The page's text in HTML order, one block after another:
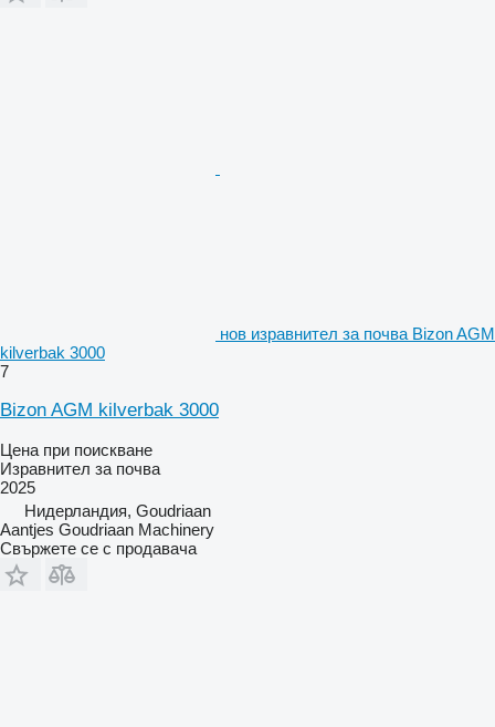
нов изравнител за почва Bizon AGM
kilverbak 3000
7
Bizon AGM kilverbak 3000
Цена при поискване
Изравнител за почва
2025
Нидерландия, Goudriaan
Aantjes Goudriaan Machinery
Свържете се с продавача